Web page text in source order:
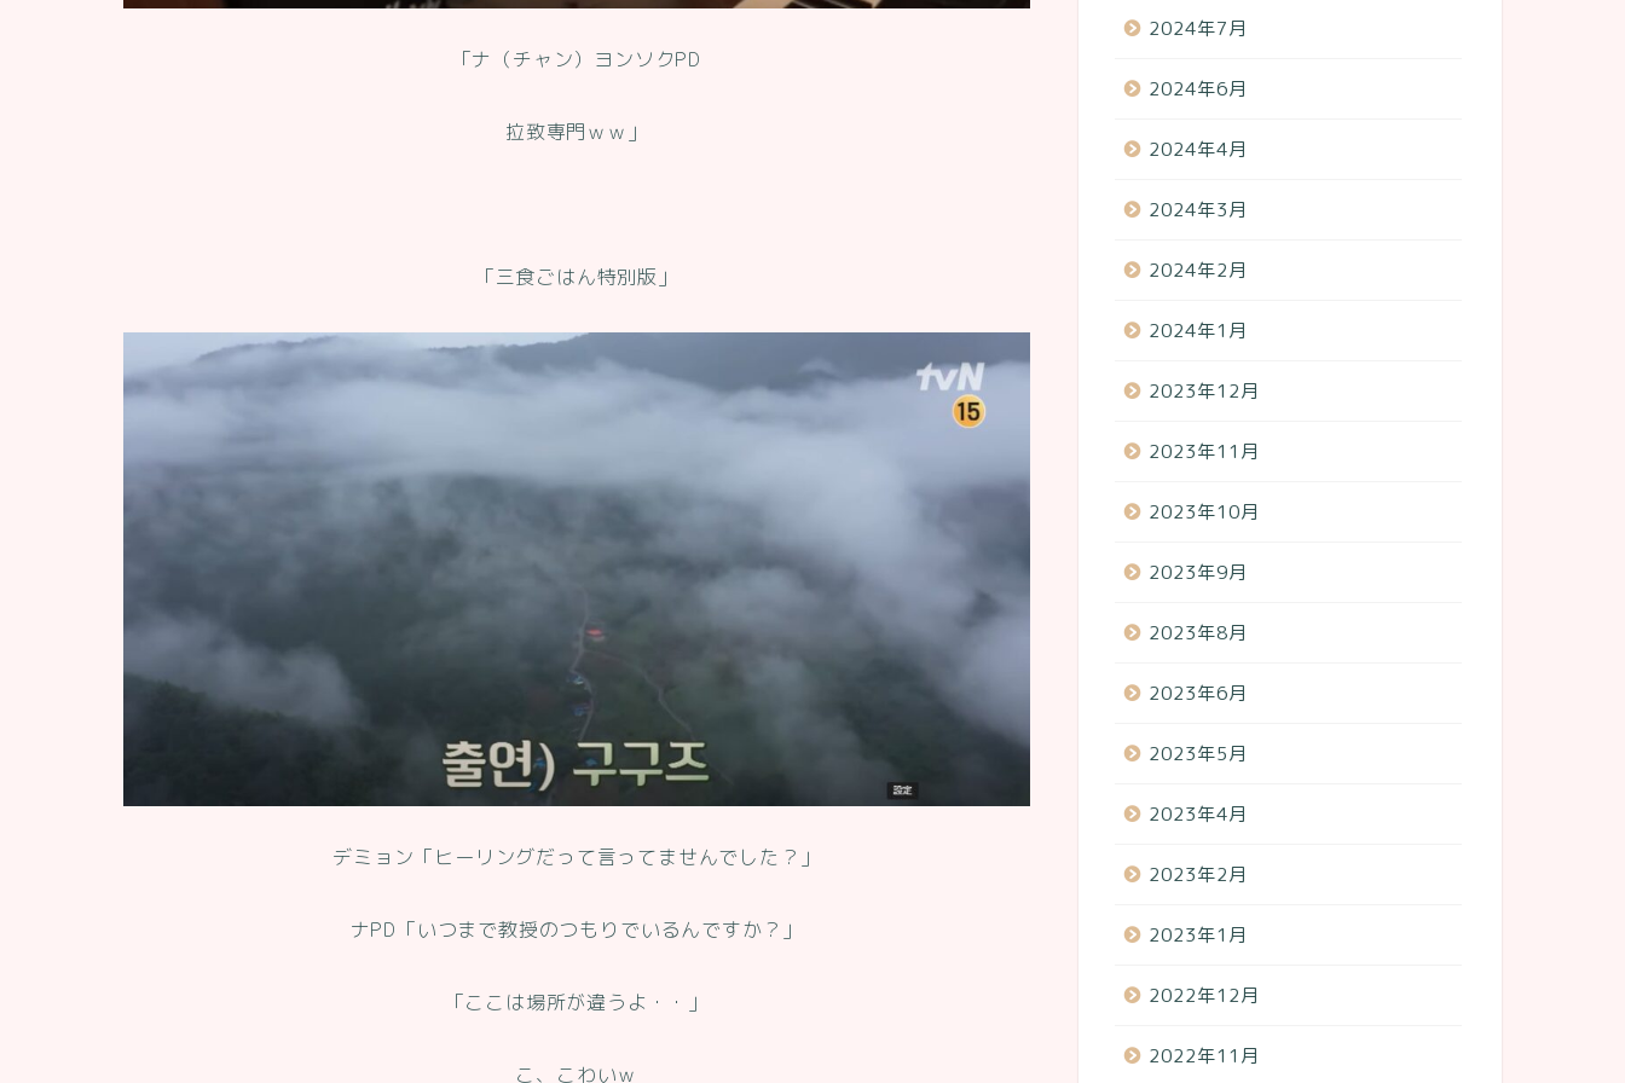
「ナ（チャン）ヨンソクPD
拉致専門ｗｗ」
「三食ごはん特別版」
デミョン「ヒーリングだって言ってませんでした？」
ナPD「いつまで教授のつもりでいるんですか？」
「ここは場所が違うよ・・」
こ、こわいｗ
2024年7月
2024年6月
2024年4月
2024年3月
2024年2月
2024年1月
2023年12月
2023年11月
2023年10月
2023年9月
2023年8月
2023年6月
2023年5月
2023年4月
2023年2月
2023年1月
2022年12月
2022年11月